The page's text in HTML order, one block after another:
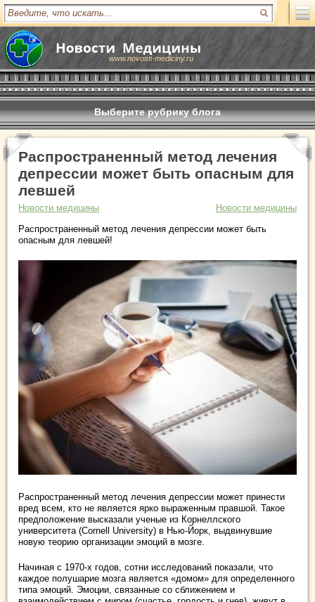
www.novosti-mediciny.ru
Выберите рубрику блога
Распространенный метод лечения
депрессии может быть опасным для
левшей
Новости медицины
Новости медицины
Распространенный метод лечения депрессии может быть
опасным для левшей!
Распространенный метод лечения депрессии может принести
вред всем, кто не является ярко выраженным правшой. Такое
предположение высказали ученые из Корнеллского
университета (Cornell University) в Нью-Йорк, выдвинувшие
новую теорию организации эмоций в мозге.
Начиная с 1970-х годов, сотни исследований показали, что
каждое полушарие мозга является «домом» для определенного
типа эмоций. Эмоции, связанные со сближением и